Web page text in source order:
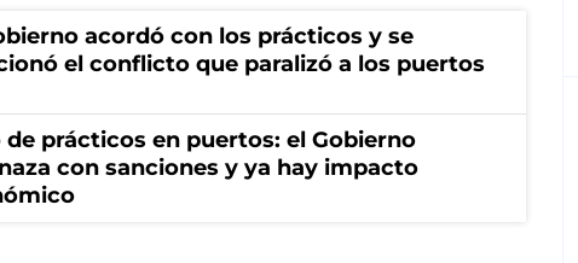
acordó con los prácticos y se
el conflicto que paralizó a los puertos
de prácticos en puertos: el Gobierno
con sanciones y ya hay impacto